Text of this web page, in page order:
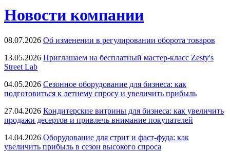
Новости компании
08.07.2026 Об изменении в регулировании оборота товаров
13.05.2026 Приглашаем на бесплатный мастер-класс Zesty's
Street Lab
04.05.2026 Сезонное оборудование для бизнеса: как
подготовиться к летнему спросу и увеличить прибыль
27.04.2026 Кондитерские витрины для бизнеса: как увеличить
продажи десертов и привлечь внимание покупателей
14.04.2026 Оборудование для стрит и фаст-фуда: как
увеличить прибыль в сезон высокого спроса